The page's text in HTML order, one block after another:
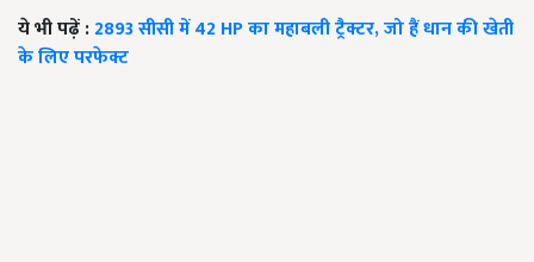
ये भी पढ़ें :2893 सीसी में 42 HP का महाबली ट्रैक्टर, जो हैं धान की खेती
के लिए परफेक्ट